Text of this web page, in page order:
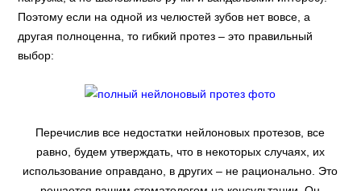
Поэтому если на одной из челюстей зубов нет вовсе, а
другая полноценна, то гибкий протез – это правильный
выбор:
Перечислив все недостатки нейлоновых протезов, все
равно, будем утверждать, что в некоторых случаях, их
использование оправдано, в других – не рационально. Это